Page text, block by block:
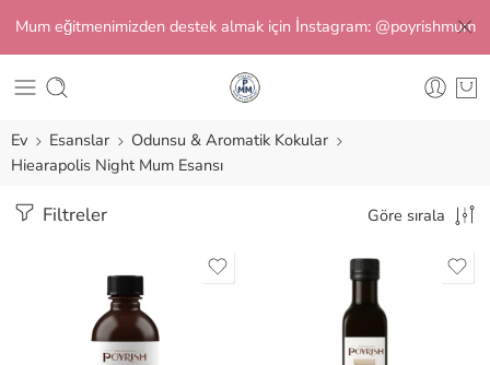
Mum eğitmenimizden destek almak için İnstagram: @poyrishmum
Ev Esanslar
Odunsu & Aromatik Kokular
Hiearapolis Night Mum Esansı
Filtreler Göre sırala